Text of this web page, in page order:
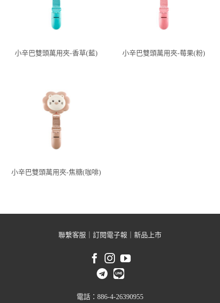
小辛巴雙頭萬用夾-香草(藍) 小辛巴雙頭萬用夾-莓果(粉)
小辛巴雙頭萬用夾-焦糖(咖啡)
聯繫客服 訂閱電子報 新品上市
電話：886-4-26390955